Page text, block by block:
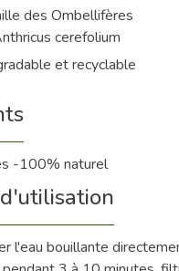
des Ombellifères
cerefolium
et recyclable
-100% naturel
l'eau bouillante